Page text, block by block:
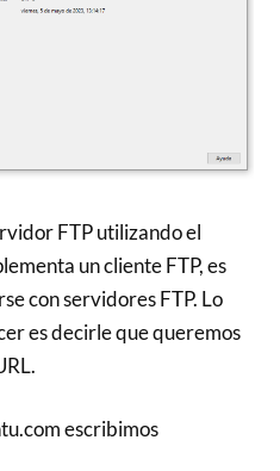
FTP utilizando el
un cliente FTP, es
con servidores FTP. Lo
es decirle que queremos
escribimos